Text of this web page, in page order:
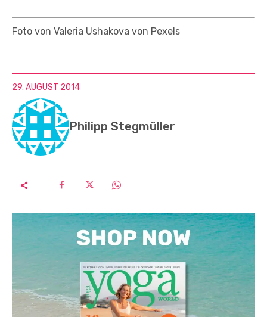
Foto von Valeria Ushakova von Pexels
29. AUGUST 2014
Philipp Stegmüller